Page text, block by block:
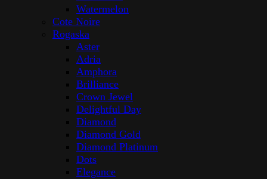
Watermelon
Cote Noire
Rogaska
Aster
Adria
Amphora
Brilliance
Crown Jewel
Delightful Day
Diamond
Diamond Gold
Diamond Platinum
Dots
Elegance